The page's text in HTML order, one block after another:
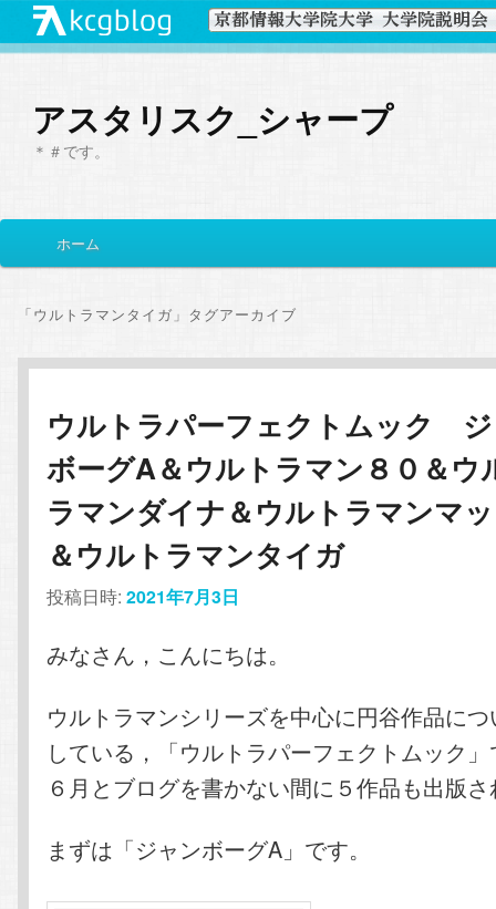
アスタリスク_シャープ
＊＃です。
イ
メ
ン
ン
テ
ン
動
サ
コ
テ
ン
ツ
ホーム
「ウルトラマンタイガ 」タグアーカイブ
ウルトラパーフェクトムック
ボーグA＆ウルトラマン８０＆ウ
ラマンダイナ＆ウルトラマンマ
＆ウルトラマンタイガ
投稿日時:2021年7月3日
みなさん，こんにちは。
ウルトラマンシリーズを中心に円谷作品に
している，「ウルトラパーフェクトムック
６月とブログを書かない間に５作品も出版
まずは「ジャンボーグA」です。